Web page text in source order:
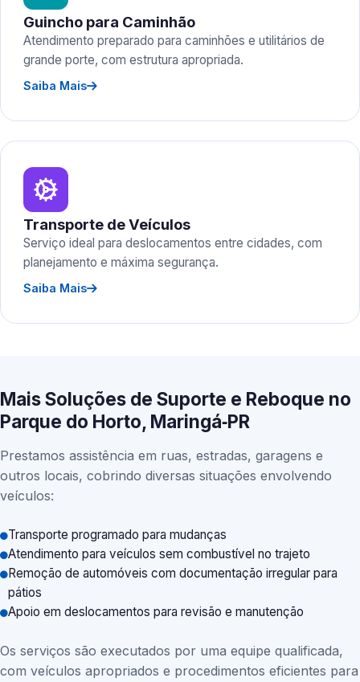
Guincho para Caminhão
Atendimento preparado para caminhões e utilitários de
grande porte, com estrutura apropriada.
Saiba Mais
Transporte de Veículos
Serviço ideal para deslocamentos entre cidades, com
planejamento e máxima segurança.
Saiba Mais
Mais Soluções de Suporte e Reboque no
Parque do Horto, Maringá‑PR
Prestamos assistência em ruas, estradas, garagens e
outros locais, cobrindo diversas situações envolvendo
veículos:
Transporte programado para mudanças
Atendimento para veículos sem combustível no trajeto
Remoção de automóveis com documentação irregular para
pátios
Apoio em deslocamentos para revisão e manutenção
Os serviços são executados por uma equipe qualificada,
com veículos apropriados e procedimentos eficientes para